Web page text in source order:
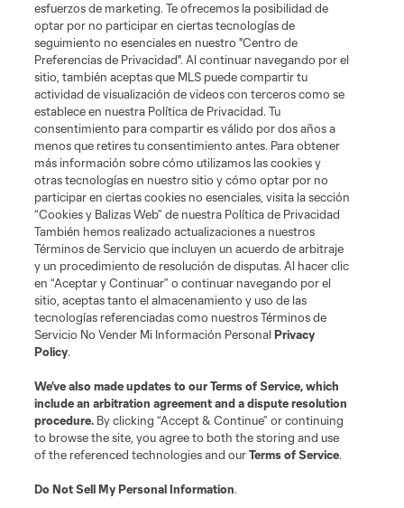
News
MLSSOCCER.COM
Terminos de servicio
Politica de privacidad
Do Not Sell or Share My Personal Information
Cookies Settings
©2026 MLS. The Major League Soccer and MLS name and shield are
registered trademarks of Major League Soccer, L.L.C. (“MLS”). The names
and logos of MLS teams are registered and/or common law trademarks of
MLS or are used with the permission of their owners. Any unauthorized use
is forbidden.
esfuerzos de marketing. Te ofrecemos la posibilidad de
optar por no participar en ciertas tecnologías de
seguimiento no esenciales en nuestro "Centro de
Preferencias de Privacidad". Al continuar navegando por el
sitio, también aceptas que MLS puede compartir tu
actividad de visualización de videos con terceros como se
establece en nuestra Política de Privacidad. Tu
consentimiento para compartir es válido por dos años a
menos que retires tu consentimiento antes. Para obtener
más información sobre cómo utilizamos las cookies y
otras tecnologías en nuestro sitio y cómo optar por no
participar en ciertas cookies no esenciales, visita la sección
“Cookies y Balizas Web” de nuestra Política de Privacidad
También hemos realizado actualizaciones a nuestros
Términos de Servicio que incluyen un acuerdo de arbitraje
y un procedimiento de resolución de disputas. Al hacer clic
en “Aceptar y Continuar” o continuar navegando por el
sitio, aceptas tanto el almacenamiento y uso de las
tecnologías referenciadas como nuestros Términos de
Servicio No Vender Mi Información PersonalPrivacy
Policy.
We’ve also made updates to ourTerms of Service, which
include an arbitration agreement and a dispute resolution
procedure. By clicking “Accept & Continue” or continuing
to browse the site, you agree to both the storing and use
of the referenced technologies and ourTerms of Service.
Do Not Sell My Personal Information.